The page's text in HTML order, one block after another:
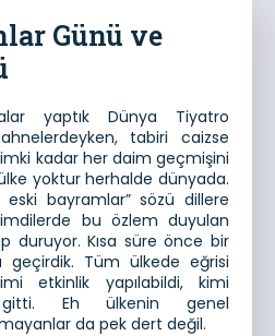
Günü ve
yaptık Dünya Tiyatro
tabiri caizse
kadar her daim geçmişini
yoktur herhalde dünyada.
eski bayramlar” sözü dillere
bu özlem duyulan
duruyor. Kısa süre önce bir
geçirdik. Tüm ülkede eğrisi
etkinlik yapılabildi, kimi
gitti. Eh ülkenin genel
da pek dert değil.